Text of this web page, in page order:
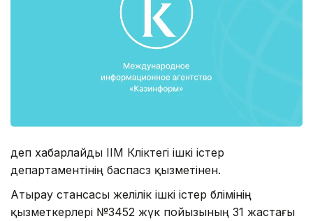
деп хабарлайды ІІМ Көліктегі ішкі істер
департаментінің баспасөз қызметінен.
Атырау стансасы желілік ішкі істер бөлімінің
қызметкерлері №3452 жүк пойызының 31 жастағы